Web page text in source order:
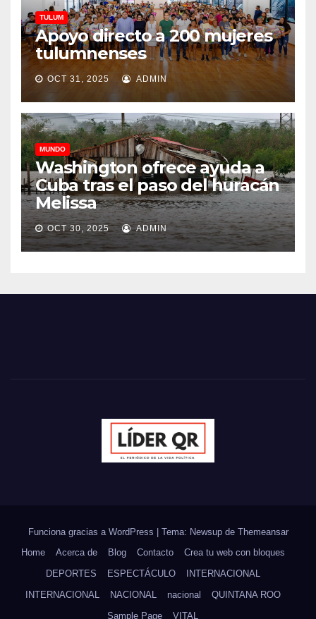
TULUM
Apoyo directo a 200 mujeres
tulumnenses
OCT 31, 2025 ADMIN
MUNDO
Washington ofrece ayuda a
Cuba tras el paso del huracán
Melissa
OCT 30, 2025 ADMIN
Funciona gracias a WordPress Tema: Newsup de Themeansar
Home
Acerca de Blog Contacto
Crea tu web con bloques
DEPORTES
ESPECTÁCULO
INTERNACIONAL
INTERNACIONAL
NACIONAL nacional
QUINTANA ROO
Sample Page
VITAL